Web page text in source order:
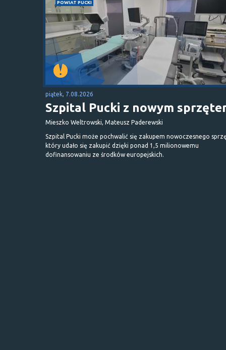
POWIAT PUCKI
piątek, 7.08.2026
Szpital Pucki z nowym
Mieszko Weltrowski, Mateusz Paderewski
Szpital Pucki może pochwalić się zakupem nowoczesnego
który udało się zakupić dzięki ponad 1,5 milionowemu
dofinansowaniu ze środków europejskich.